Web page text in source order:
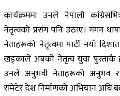
कार्यक्रममा उनले नेपाली
नेतृत्वको प्रसंग पनि उठाए। गगन
नेताहरूको नेतृत्वमा पार्टी नयाँ
खड्काले अबको नेतृत्व युवा पुस्ताकै
उनले अनुभवी नेताहरूको अनुभव र
समेटेर देश निर्माणको अभियान अघि